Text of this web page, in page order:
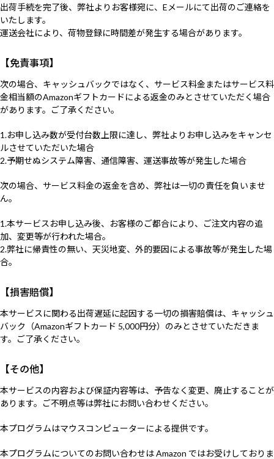
出荷手続を完了後、弊社よりお客様宛に、Eメールにて出荷のご連絡を
いたします。
運送会社により、荷物登録に時間差が発生する場合があります。
【免責事項】
次の場合、キャッシュバックではなく、サービス料金またはサービス料
金相当額のAmazonギフトカードによる返金のみとさせていただく場合
があります。ご了承ください。
1.お申し込み数が受付台数上限に達し、弊社よりお申し込みをキャンセ
ルさせていただいた場合
2.予期せぬシステム障害、通信障害、運送事故等が発生した場合
次の場合、サービス料金の返金を含め、弊社は一切の責任を負いませ
ん。
1.本サービスお申し込み後、お客様のご都合により、ご注文内容の追
加、変更等が行われた場合。
2.弊社に帰責性の無い、天災地変、外的要因による事故等が発生した場
合。
【損害賠償】
本サービスに関わる出荷遅延に起因する一切の損害賠償は、キャッシュ
バック（Amazonギフトカード 5,000円分）のみとさせていただきま
す。ご了承ください。
【その他】
本サービスの内容および保証内容等は、予告なく変更、廃止することが
あります。ご不明点等は弊社にお問い合わせください。
本プログラムはマウスコンピューターによる提供です。
本プログラムについてのお問い合わせは Amazon ではお受けしておりま